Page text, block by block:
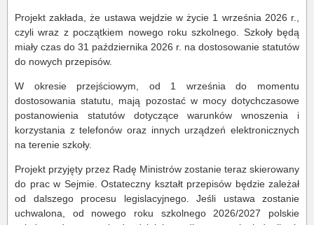
Projekt zakłada, że ustawa wejdzie w życie 1 września 2026 r.,
czyli wraz z początkiem nowego roku szkolnego. Szkoły będą
miały czas do 31 października 2026 r. na dostosowanie statutów
do nowych przepisów.
W okresie przejściowym, od 1 września do momentu
dostosowania statutu, mają pozostać w mocy dotychczasowe
postanowienia statutów dotyczące warunków wnoszenia i
korzystania z telefonów oraz innych urządzeń elektronicznych
na terenie szkoły.
Projekt przyjęty przez Radę Ministrów zostanie teraz skierowany
do prac w Sejmie. Ostateczny kształt przepisów będzie zależał
od dalszego procesu legislacyjnego. Jeśli ustawa zostanie
uchwalona, od nowego roku szkolnego 2026/2027 polskie